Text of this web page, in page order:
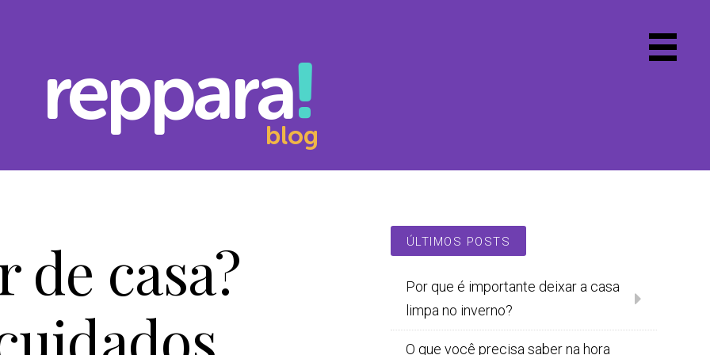
reppara
blog
Primary
de casa?
ÚLTIMOS POSTS
Por que é importante deixar a casa
limpa no inverno?
O que você precisa saber na hora